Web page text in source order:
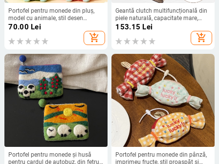
Portofel pentru monede din pluș,
model cu animale, stil desen
animat pentru copii, unisex,
70.00 Lei
add_shopping_cart
Geantă clutch multifuncțională din
piele naturală, capacitate mare,
compartimente pentru carduri (piele
compartimente pentru carduri;
153.15 Lei
add_shopping_cart
Portofel pentru monede și husă
pentru cardul de autobuz, din fetru,
Portofel pentru monede din pânză,
imprimeu fructe, stil proaspăt și